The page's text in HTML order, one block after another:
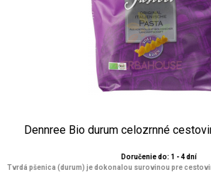
Dennree Bio durum celozrnné
Doručenie do: 1 - 4 dní
Tvrdá pšenica (durum) je dokonalou surovinou pre